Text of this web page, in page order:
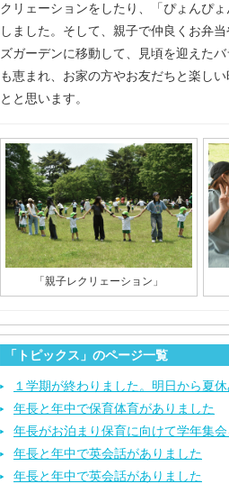
クリェーションをしたり、「ぴょんぴ
しました。そして、親子で仲良くお弁
ズガーデンに移動して、見頃を迎えた
も恵まれ、お家の方やお友だちと楽し
とと思います。
「親子レクリェーション」
「トピックス」のページ一覧
１学期が終わりました。明日から夏
年長と年中で保育体育がありました
年長がお泊まり保育に向けて学年集
年長と年中で英会話がありました
年長と年中で英会話がありました